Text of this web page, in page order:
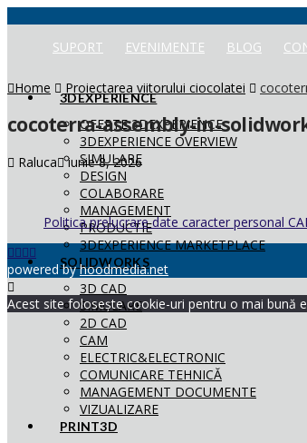
SUPORT EVENIMENTE BLOG
3DEXPERIENCE
OFERTE 3DEXPERIENCE
3DEXPERIENCE OVERVIEW
SIMULARE
DESIGN
COLABORARE
MANAGEMENT
PRODUCTIE
3DEXPERIENCE MARKETPLACE
SOLIDWORKS
3D CAD
SIMULARE
2D CAD
CAM
ELECTRIC&ELECTRONIC
COMUNICARE TEHNICĂ
MANAGEMENT DOCUMENTE
VIZUALIZARE
PRINT3D
Home Proiectarea viitorului ciocolatei
cocoterra-assembly-in-
Raluca iunie 8, 2026
Politica prelucrare date caracter personal
powered byhoodmedia.net
Acest site folosește cookie-uri pentru o mai bună